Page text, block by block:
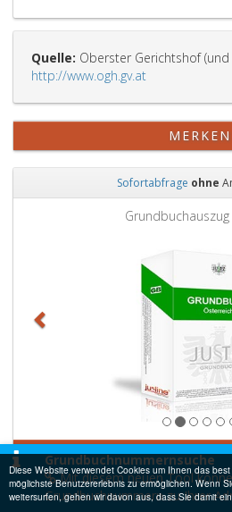
Diese Website verwendet Cookies um Ihnen das best
möglichste Benutzererlebnis zu ermöglichen. Wenn
weitersurfen, gehen wir davon aus, dass Sie damit
Quelle: Oberster Gerichtshof (und
http://www.ogh.gv.at
MERKEN
Sofortabfrage ohne
Grundbuchauszug
JETZT ABFRAGE
Grundbuchnummernsuche
Mit diesem neuen Tool
Grundbuchnummern zu Ihrer